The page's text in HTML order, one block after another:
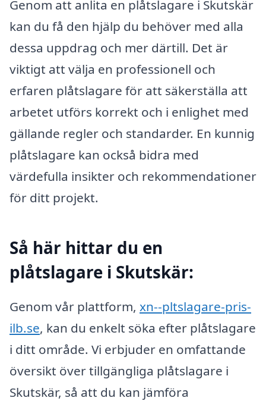
Genom att anlita en plåtslagare i Skutskär
kan du få den hjälp du behöver med alla
dessa uppdrag och mer därtill. Det är
viktigt att välja en professionell och
erfaren plåtslagare för att säkerställa att
arbetet utförs korrekt och i enlighet med
gällande regler och standarder. En kunnig
plåtslagare kan också bidra med
värdefulla insikter och rekommendationer
för ditt projekt.
Så här hittar du en
plåtslagare i Skutskär:
Genom vår plattform, xn--pltslagare-pris-
ilb.se, kan du enkelt söka efter plåtslagare
i ditt område. Vi erbjuder en omfattande
översikt över tillgängliga plåtslagare i
Skutskär, så att du kan jämföra